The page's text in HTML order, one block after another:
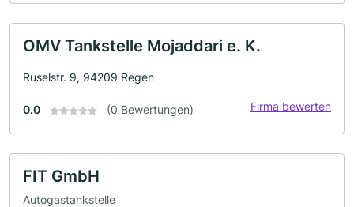
OMV Tankstelle Mojaddari e. K.
Ruselstr. 9, 94209 Regen
0.0 (0 Bewertungen) Firma bewerten
FIT GmbH
Autogastankstelle